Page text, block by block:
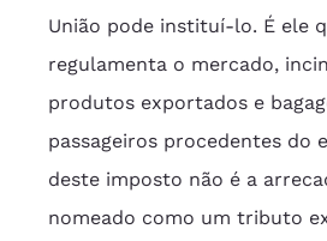
União pode instituí-lo. É ele
regulamenta o mercado,
produtos exportados e
passageiros procedentes do
deste imposto não é a
nomeado como um tributo